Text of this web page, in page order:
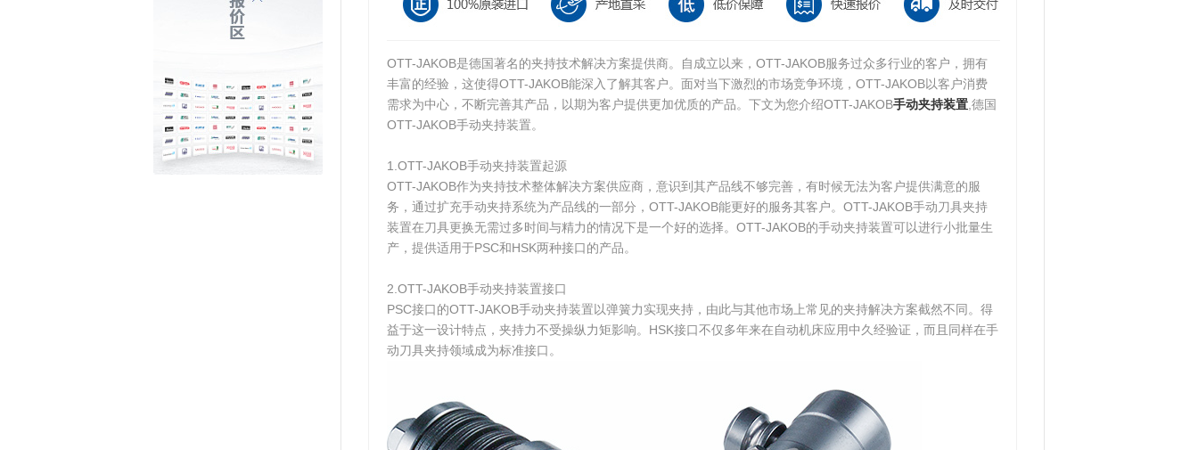
OTT-JAKOB是德国著名的夹持技术解决方案提供商。自成立以来，OTT-JAKOB服务过众多行业的客户，拥有
丰富的经验，这使得OTT-JAKOB能深入了解其客户。面对当下激烈的市场竞争环境，OTT-JAKOB以客户消费
需求为中心，不断完善其产品，以期为客户提供更加优质的产品。下文为您介绍OTT-JAKOB手动夹持装置 ,德国
OTT-JAKOB手动夹持装置。
1.OTT-JAKOB手动夹持装置起源
OTT-JAKOB作为夹持技术整体解决方案供应商，意识到其产品线不够完善，有时候无法为客户提供满意的服
务，通过扩充手动夹持系统为产品线的一部分，OTT-JAKOB能更好的服务其客户。OTT-JAKOB手动刀具夹持
装置在刀具更换无需过多时间与精力的情况下是一个好的选择。OTT-JAKOB的手动夹持装置可以进行小批量生
产，提供适用于PSC和HSK两种接口的产品。
2.OTT-JAKOB手动夹持装置接口
PSC接口的OTT-JAKOB手动夹持装置以弹簧力实现夹持，由此与其他市场上常见的夹持解决方案截然不同。得
益于这一设计特点，夹持力不受操纵力矩影响。HSK接口不仅多年来在自动机床应用中久经验证，而且同样在手
动刀具夹持领域成为标准接口。